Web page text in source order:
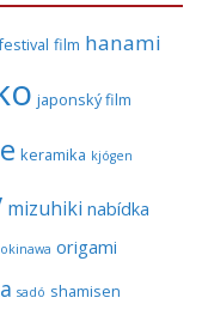
film hanami
japonský film
keramika kjógen
mizuhiki nabídka
okinawa origami
sadó shamisen